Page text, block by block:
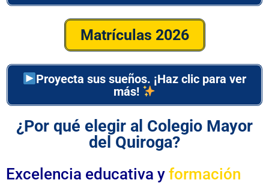
Matrículas 2026
Proyecta sus sueños. ¡Haz clic para ver
más!
¿Por qué elegir al Colegio Mayor
del Quiroga?
Excelencia educativa y formación